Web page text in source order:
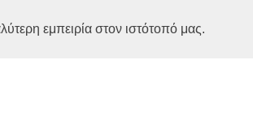
εμπειρία στον ιστότοπό μας.